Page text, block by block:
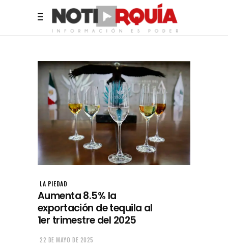
LA PIEDAD
Aumenta 8.5% la
exportación de tequila al
1er trimestre del 2025
22 DE MAYO DE 2025